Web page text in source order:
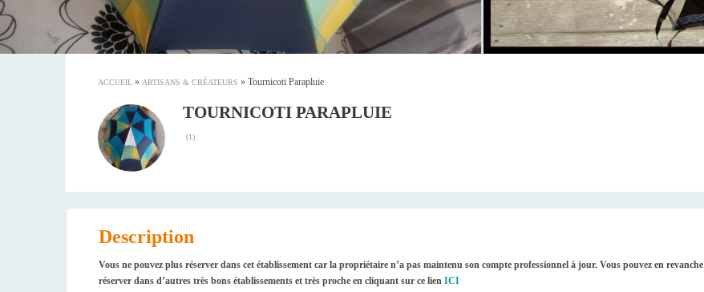
ACCUEIL » ARTISANS & CRÉATEURS » Tournicoti Parapluie
TOURNICOTI PARAPLUIE
(1)
Description
Vous ne pouvez plus réserver dans cet établissement car la propriétaire n’a pas maintenu son compte professionnel à jour. Vous pouvez en revanche
réserver dans d’autres très bons établissements et très proche en cliquant sur ce lien ICI